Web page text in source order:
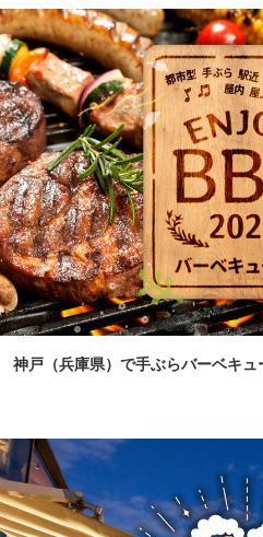
神戸（兵庫県）で手ぶらバーベキ